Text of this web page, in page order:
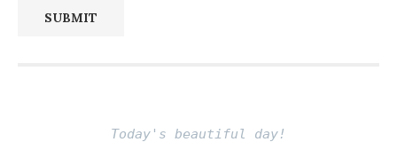
SUBMIT
Today's beautiful day!